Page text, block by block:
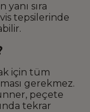
yanı sıra
tepsilerinde
için tüm
gerekmez.
peçete
tekrar